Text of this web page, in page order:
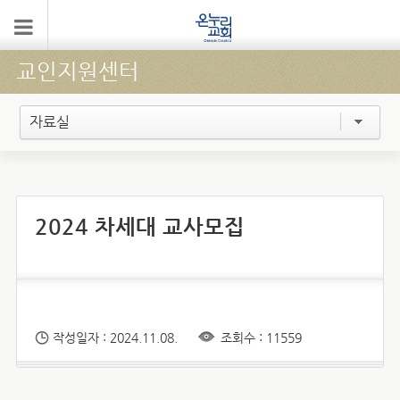
교인지원센터
자료실
2024 차세대 교사모집
작성일자 : 2024.11.08. 조회수 : 11559